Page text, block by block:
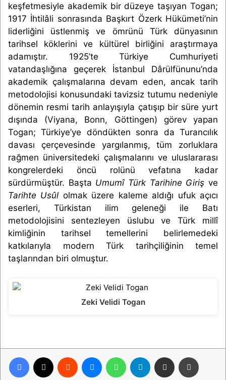
keşfetmesiyle akademik bir düzeye taşıyan Togan;
1917 İhtilâli sonrasında Başkırt Özerk Hükümeti’nin
liderliğini üstlenmiş ve ömrünü Türk dünyasının
tarihsel köklerini ve kültürel birliğini araştırmaya
adamıştır. 1925’te Türkiye Cumhuriyeti
vatandaşlığına geçerek İstanbul Dârülfünunu’nda
akademik çalışmalarına devam eden, ancak tarih
metodolojisi konusundaki tavizsiz tutumu nedeniyle
dönemin resmi tarih anlayışıyla çatışıp bir süre yurt
dışında (Viyana, Bonn, Göttingen) görev yapan
Togan; Türkiye’ye döndükten sonra da Turancılık
davası çerçevesinde yargılanmış, tüm zorluklara
rağmen üniversitedeki çalışmalarını ve uluslararası
kongrelerdeki öncü rolünü vefatına kadar
sürdürmüştür. Başta Umumî Türk Tarihine Giriş ve
Tarihte Usûl olmak üzere kaleme aldığı ufuk açıcı
eserleri, Türkistan ilim geleneği ile Batı
metodolojisini sentezleyen üslubu ve Türk millî
kimliğinin tarihsel temellerini belirlemedeki
katkılarıyla modern Türk tarihçiliğinin temel
taşlarından biri olmuştur.
Zeki Velidi Togan